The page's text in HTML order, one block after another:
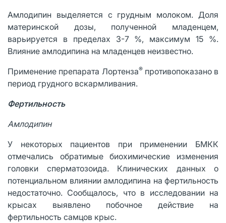
Амлодипин выделяется с грудным молоком. Доля
материнской дозы, полученной младенцем,
варьируется в пределах 3-7 %, максимум 15 %.
Влияние амлодипина на младенцев неизвестно.
Применение препарата Лортенза®противопоказано в
период грудного вскармливания.
Фертильность
Амлодипин
У некоторых пациентов при применении БМКК
отмечались обратимые биохимические изменения
головки сперматозоида. Клинических данных о
потенциальном влиянии амлодипина на фертильность
недостаточно. Сообщалось, что в исследовании на
крысах выявлено побочное действие на
фертильность самцов крыс.